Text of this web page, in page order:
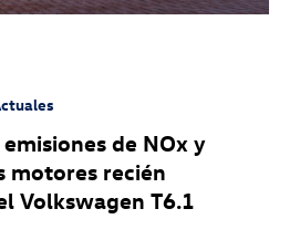
de NOx y
motores recién
Volkswagen T6.1